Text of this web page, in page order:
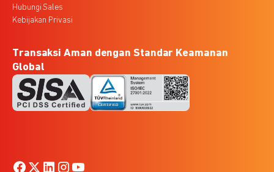
Hubungi Sales
Kebijakan Privasi
Transaksi Aman dengan Standar Keamanan
Global